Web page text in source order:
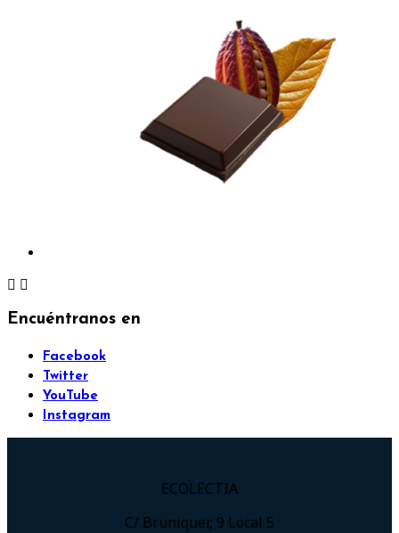
 
Encuéntranos en
Facebook
Twitter
YouTube
Instagram
ECOLECTIA
C/ Bruniquer, 9 Local 5